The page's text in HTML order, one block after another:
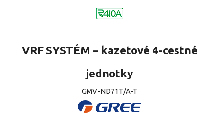
VRF SYSTÉM – kazetové 4-cestné
jednotky
GMV-ND71T/A-T